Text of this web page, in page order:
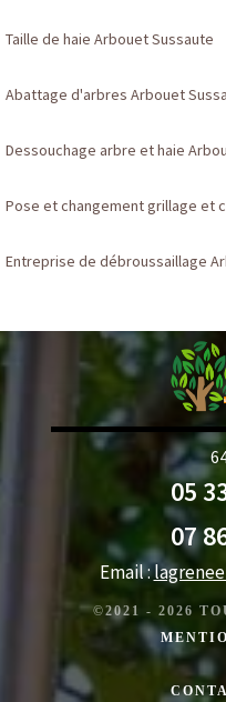
Taille de haie Arbouet Sussaute
Abattage d'arbres Arbouet
Dessouchage arbre et haie
Pose et changement grillage et
Entreprise de débroussaillage
05
07
Email :
©2021 - 2026